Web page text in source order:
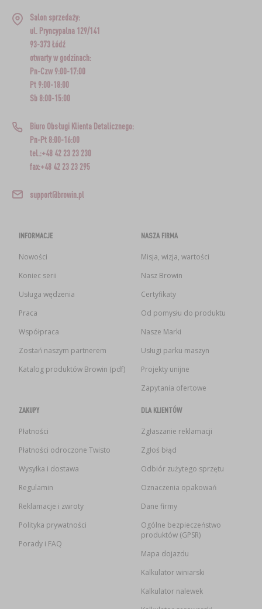
Salon sprzedaży:
ul. Pryncypalna 129/141
93-373 Łódź
otwarty w godzinach:
Pn-Czw 9:00-17:00
Pt 9:00-18:00
Sb 8:00-15:00
Biuro Obsługi Klienta Detalicznego:
Pn-Pt 8:00-16:00
tel.:+48 42 23 23 230
fax:+48 42 23 23 295
support@browin.pl
INFORMACJE
Nowości
Koniec serii
Usługa wędzenia
Praca
Współpraca
Zostań naszym partnerem
Katalog produktów Browin (pdf)
NASZA FIRMA
Misja, wizja, wartości
Nasz Browin
Certyfikaty
Od pomysłu do produktu
Nasze Marki
Usługi parku maszyn
Projekty unijne
Zapytania ofertowe
ZAKUPY
Płatności
Płatności odroczone Twisto
Wysyłka i dostawa
Regulamin
Reklamacje i zwroty
Polityka prywatności
Porady i FAQ
DLA KLIENTÓW
Zgłaszanie reklamacji
Zgłoś błąd
Odbiór zużytego sprzętu
Oznaczenia opakowań
Dane firmy
Ogólne bezpieczeństwo
produktów (GPSR)
Mapa dojazdu
Kalkulator winiarski
Kalkulator nalewek